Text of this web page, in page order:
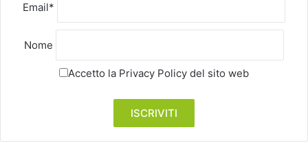
Email*
Nome
Accetto la Privacy Policy del sito web